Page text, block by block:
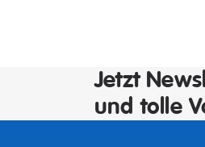
Jetzt
und tolle